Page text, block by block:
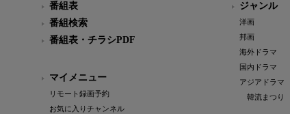
番組表
番組検索
番組表・チラシPDF
マイメニュー
リモート録画予約
お気に入りチャンネル
ジャンル
洋画
邦画
海外ドラマ
国内ドラマ
アジアドラマ
韓流まつり